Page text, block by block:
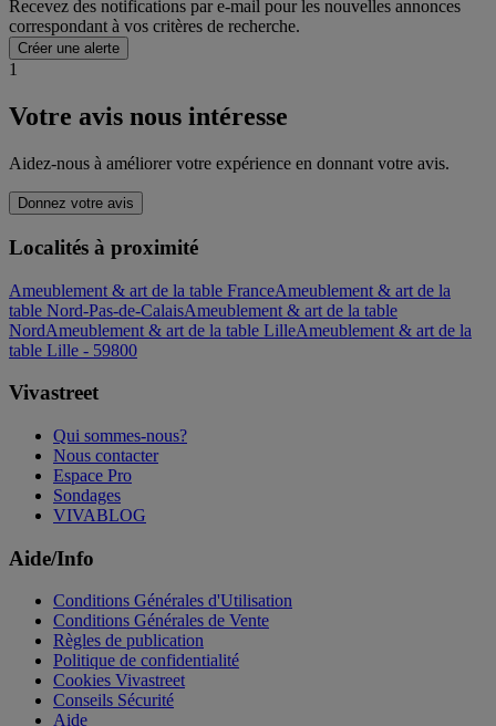
Recevez des notifications par e-mail pour les nouvelles annonces
correspondant à vos critères de recherche.
Créer une alerte
1
Votre avis nous intéresse
Aidez-nous à améliorer votre expérience en donnant votre avis.
Donnez votre avis
Localités à proximité
Ameublement & art de la table FranceAmeublement & art de la
table Nord-Pas-de-CalaisAmeublement & art de la table
NordAmeublement & art de la table LilleAmeublement & art de la
table Lille - 59800
Vivastreet
Qui sommes-nous?
Nous contacter
Espace Pro
Sondages
VIVABLOG
Aide/Info
Conditions Générales d'Utilisation
Conditions Générales de Vente
Règles de publication
Politique de confidentialité
Cookies Vivastreet
Conseils Sécurité
Aide